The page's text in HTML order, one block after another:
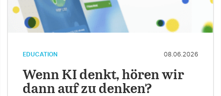
EDUCATION 08.06.2026
Wenn KI denkt, hören wir
dann auf zu denken?